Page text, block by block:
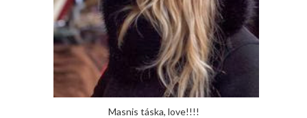
Masnis táska, love!!!!